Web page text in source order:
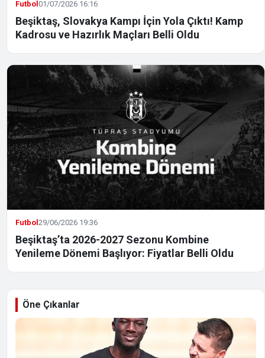
Futbol01/07/2026 16:16
Beşiktaş, Slovakya Kampı İçin Yola Çıktı! Kamp
Kadrosu ve Hazırlık Maçları Belli Oldu
Futbol29/06/2026 19:36
Beşiktaş’ta 2026-2027 Sezonu Kombine
Yenileme Dönemi Başlıyor: Fiyatlar Belli Oldu
Öne Çıkanlar